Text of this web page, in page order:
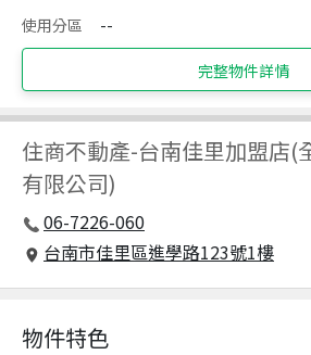
使用分區
--
完整物件詳情
住商不動產-台南佳里加盟店(
有限公司)
06-7226-060
台南市佳里區進學路123號1樓
物件特色